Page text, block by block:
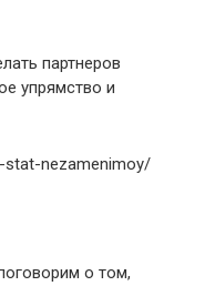
партнеров
упрямство и
stat-nezamenimoy/
о том,